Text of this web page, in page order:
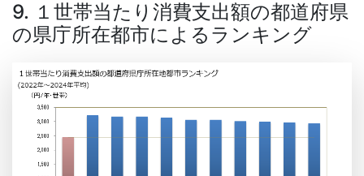
9. １世帯当たり消費支出額の都道府県
の県庁所在都市によるランキング